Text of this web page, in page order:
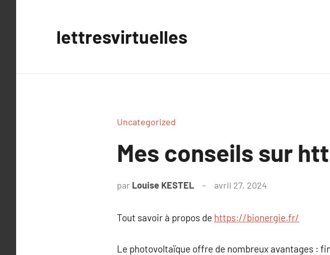
lettresvirtuelles
Uncategorized
Mes conseils sur
par Louise KESTEL avril 27, 2024
Tout savoir à propos de https://bionergie.fr/
Le photovoltaïque offre de nombreux avantages :